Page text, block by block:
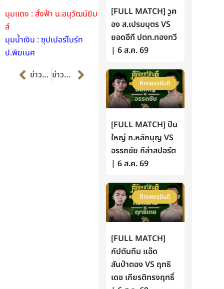
มุมแดง : สั่งฟ้า น.อนุวัฒน์ยิม
ส์
มุมน้ำเงิน : ซุปเปอร์ไบร์ท
ป.พิฆเนศ
Prevข่าวก่อนหน้า ข่าวต่อไป Next
[FULL MATCH] วูฅ
อง ส.เปรมบุตร VS
ยอดอีที ปตท.ทองทวี
| 6 ส.ค. 69
ศึกเพชรยินดี
[FULL MATCH] ปืน
ใหญ่ ภ.หลักบุญ VS
อรรถชัย กีล่าสปอร์ต
| 6 ส.ค. 69
ศึกเพชรยินดี
[FULL MATCH]
กัปตันทีม แอ๊ด
สันป่าตอง VS ฤทธิ
เดช เกียรติทรงฤทธิ์